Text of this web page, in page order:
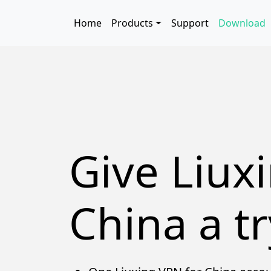
Main navigation
Home Products Support Download
Give
China a